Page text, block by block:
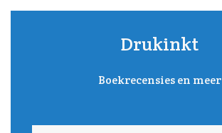
Drukinkt
Boekrecensies en meer